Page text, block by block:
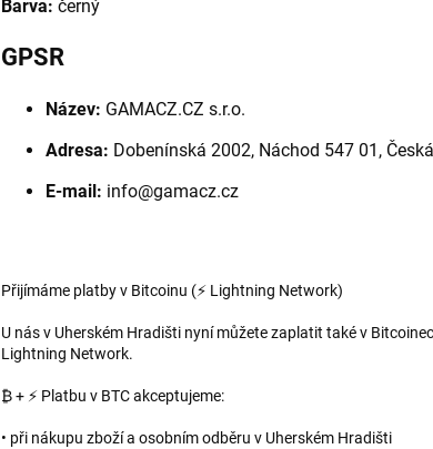
Barva: černý
GPSR
Název: GAMACZ.CZ s.r.o.
Adresa: Dobenínská 2002, Náchod 547 01,
E-mail: info@gamacz.cz
Přijímáme platby v Bitcoinu (⚡ Lightning Network)
U nás v Uherském Hradišti nyní můžete zaplatit také v
Lightning Network.
₿ + ⚡ Platbu v BTC akceptujeme:
• při nákupu zboží a osobním odběru v Uherském Hradišti